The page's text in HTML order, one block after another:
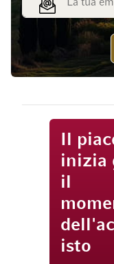
Il
inizia
il
isto